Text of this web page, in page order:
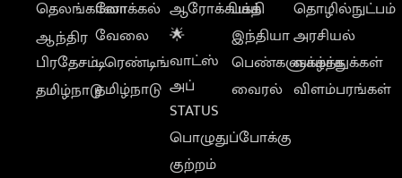
தெலங்கானா
ஆந்திர
பிரதேசம்
தமிழ்நாடு
லோக்கல்
வேலை
டிரெண்டிங்
தமிழ்நாடு
ஆரோக்கியம்
🌟
வாட்ஸ்
அப்
STATUS
பொழுதுப்போக்கு
குற்றம்
பக்தி
இந்தியா
பெண்களுக்காக
வைரல்
தொழில்நுட்பம்
அரசியல்
வாழ்த்துக்கள்
விளம்பரங்கள்